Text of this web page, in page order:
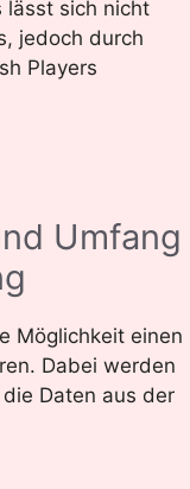
lässt sich nicht
jedoch durch
Players
Umfang
Möglichkeit einen
Dabei werden
Daten aus der